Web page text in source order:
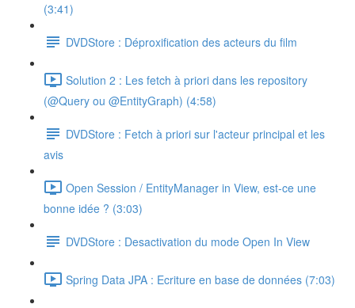
(3:41)
DVDStore : Déproxification des acteurs du film
Solution 2 : Les fetch à priori dans les repository
(@Query ou @EntityGraph) (4:58)
DVDStore : Fetch à priori sur l'acteur principal et les
avis
Open Session / EntityManager in View, est-ce une
bonne idée ? (3:03)
DVDStore : Desactivation du mode Open In View
Spring Data JPA : Ecriture en base de données (7:03)